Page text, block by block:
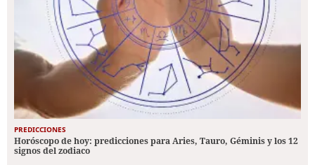
PREDICCIONES
Horóscopo de hoy: predicciones para Aries, Tauro, Géminis y los 12
signos del zodiaco